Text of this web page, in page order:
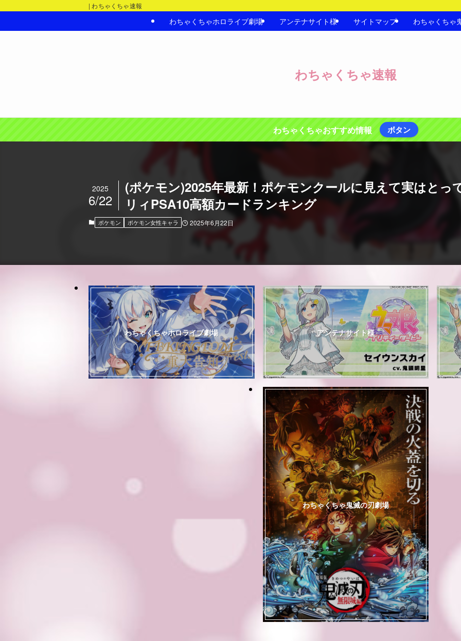
| わちゃくちゃ速報
わちゃくちゃ速報
わちゃくちゃホロライブ劇場 アンテナサイト様 サイトマップ わちゃくちゃ
わちゃくちゃおすすめ情報 ボタン
(ポケモン)2025年最新！ポケモンクールに見えて実はとっ
リィPSA10高額カードランキング
2025
6/22
ポケモン ポケモン女性キャラ 2025年6月22日
わちゃくちゃホロライブ劇場 アンテナサイト様
わちゃくちゃ鬼滅の刃劇場